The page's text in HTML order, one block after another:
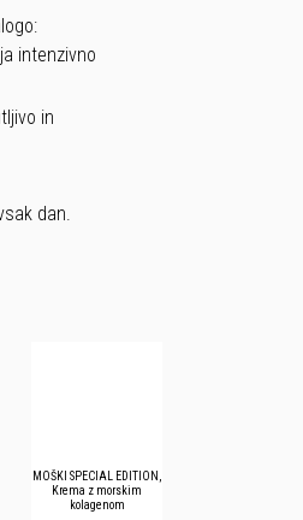
intenzivno
in
dan.
MOŠKI SPECIAL EDITION,
Krema z morskim
kolagenom